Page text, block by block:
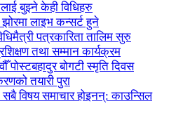
बुझ्ने केही विधिहरु
लाइभ कन्सर्ट हुने
पत्रकारिता तालिम सुरु
तथा सम्मान कार्यक्रम
पोस्टबहादुर बोगटी स्मृति दिवस
तयारी पुरा
विषय समाचार होइनन्: काउन्सिल